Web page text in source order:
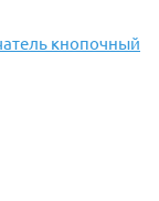
кнопочный